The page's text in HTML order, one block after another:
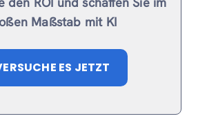
Maßstab mit KI
ES JETZT